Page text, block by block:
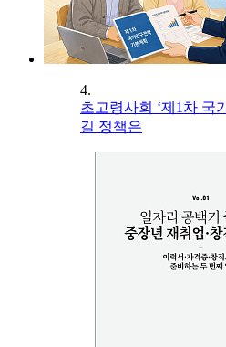
4.
초고령사회 ‘제1차 국
길 정책은